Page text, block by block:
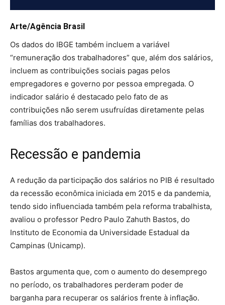
Arte/Agência Brasil
Os dados do IBGE também incluem a variável
“remuneração dos trabalhadores” que, além dos salários,
incluem as contribuições sociais pagas pelos
empregadores e governo por pessoa empregada. O
indicador salário é destacado pelo fato de as
contribuições não serem usufruídas diretamente pelas
famílias dos trabalhadores.
Recessão e pandemia
A redução da participação dos salários no PIB é resultado
da recessão econômica iniciada em 2015 e da pandemia,
tendo sido influenciada também pela reforma trabalhista,
avaliou o professor Pedro Paulo Zahuth Bastos, do
Instituto de Economia da Universidade Estadual da
Campinas (Unicamp).
Bastos argumenta que, com o aumento do desemprego
no período, os trabalhadores perderam poder de
barganha para recuperar os salários frente à inflação.